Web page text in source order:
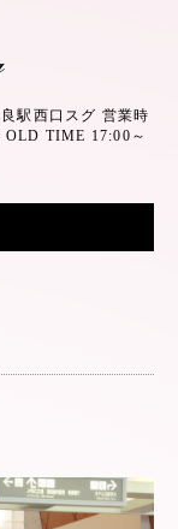
駅西口スグ 営業時
OLD TIME 17:00～